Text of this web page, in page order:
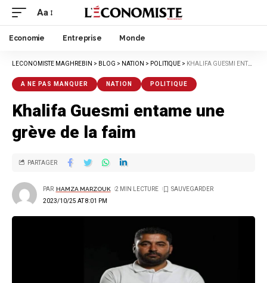
Aa
Economie Entreprise Monde
LECONOMISTE MAGHREBIN > BLOG > NATION > POLITIQUE > KHALIFA GUESMI ENTAME UNE GRÈVE DE LA FAIM
A NE PAS MANQUER NATION POLITIQUE
Khalifa Guesmi entame une
grève de la faim
2023/10/25 AT 8:01 PM
PAR HAMZA MARZOUK 2 MIN LECTURE
PARTAGER